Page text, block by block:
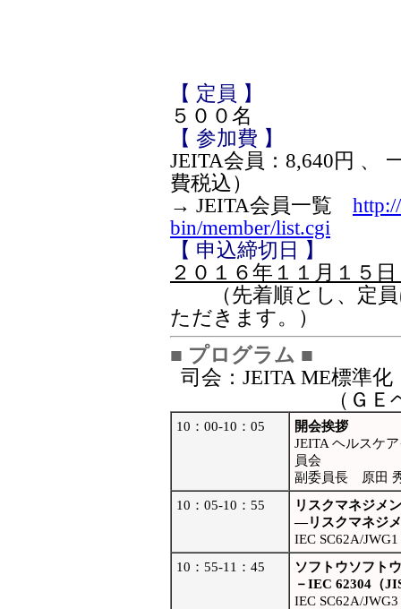
【 定員 】
５００名
【 参加費 】
JEITA会員：8,640円 、
費税込）
→ JEITA会員一覧
bin/member/list.cgi
【 申込締切日 】
２０１６年１１月１５
（先着順とし、定員
ただきます。）
■ プログラム ■
司会：JEITA ME標準
（Ｇ
10：00-10：05
開会挨拶
JEITA ヘルスケ
員会
副委員長 原田
10：05-10：55
リスクマネジメ
―リスクマネジ
IEC SC62A/
10：55-11：45
ソフトウソフト
－IEC 62304（
IEC SC62A/